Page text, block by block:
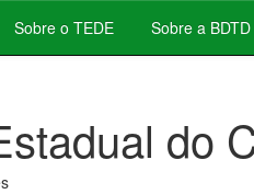
Sobre o TEDE Sobre a BDTD
do